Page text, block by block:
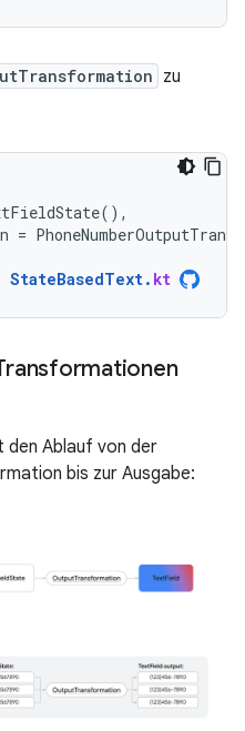
zu
(),
=
StateBasedText. kt
den Ablauf von der
bis zur Ausgabe: